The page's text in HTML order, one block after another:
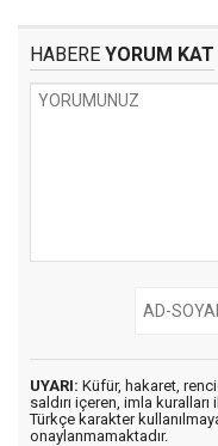
HABERE YORUM KAT
UYARI: Küfür, hakaret,
saldırı içeren, imla kuralları
Türkçe karakter
onaylanmamaktadır.